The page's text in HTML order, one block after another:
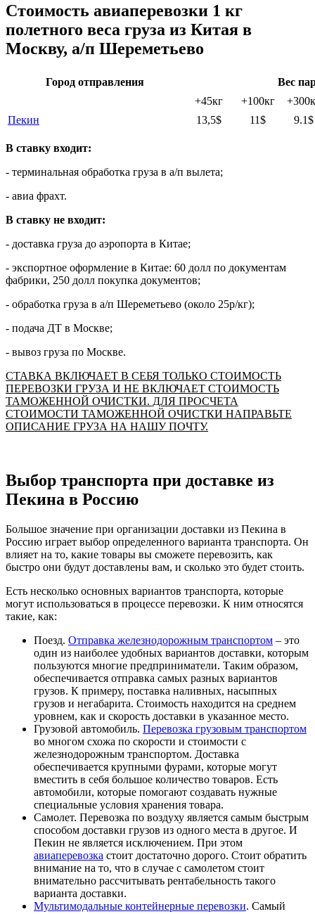
Стоимость авиаперевозки 1 кг
полетного веса груза из Китая в
Москву, а/п Шереметьево
Город отправления
Вес
+45кг
+100кг
Пекин
13,5$ 11$ 9.1$
В ставку входит:
- терминальная обработка груза в а/п вылета;
- авиа фрахт.
В ставку не входит:
- доставка груза до аэропорта в Китае;
- экспортное оформление в Китае: 60 долл по документам
фабрики, 250 долл покупка документов;
- обработка груза в а/п Шереметьево (около 25р/кг);
- подача ДТ в Москве;
- вывоз груза по Москве.
СТАВКА ВКЛЮЧАЕТ В СЕБЯ ТОЛЬКО СТОИМОСТЬ
ПЕРЕВОЗКИ ГРУЗА И НЕ ВКЛЮЧАЕТ СТОИМОСТЬ
ТАМОЖЕННОЙ ОЧИСТКИ. ДЛЯ ПРОСЧЕТА
СТОИМОСТИ ТАМОЖЕННОЙ ОЧИСТКИ НАПРАВЬТЕ
ОПИСАНИЕ ГРУЗА НА НАШУ ПОЧТУ.
Выбор транспорта при доставке из
Пекина в Россию
Большое значение при организации доставки из Пекина в
Россию играет выбор определенного варианта транспорта. Он
влияет на то, какие товары вы сможете перевозить, как
быстро они будут доставлены вам, и сколько это будет стоить.
Есть несколько основных вариантов транспорта, которые
могут использоваться в процессе перевозки. К ним относятся
такие, как:
Поезд. Отправка железнодорожным транспортом – это
один из наиболее удобных вариантов доставки, которым
пользуются многие предприниматели. Таким образом,
обеспечивается отправка самых разных вариантов
грузов. К примеру, поставка наливных, насыпных
грузов и негабарита. Стоимость находится на среднем
уровнем, как и скорость доставки в указанное место.
Грузовой автомобиль. Перевозка грузовым транспортом
во многом схожа по скорости и стоимости с
железнодорожным транспортом. Доставка
обеспечивается крупными фурами, которые могут
вместить в себя большое количество товаров. Есть
автомобили, которые помогают создавать нужные
специальные условия хранения товара.
Самолет. Перевозка по воздуху является самым быстрым
способом доставки грузов из одного места в другое. И
Пекин не является исключением. При этом
авиаперевозка стоит достаточно дорого. Стоит обратить
внимание на то, что в случае с самолетом стоит
внимательно рассчитывать рентабельность такого
варианта доставки.
Мультимодальные контейнерные перевозки. Самый